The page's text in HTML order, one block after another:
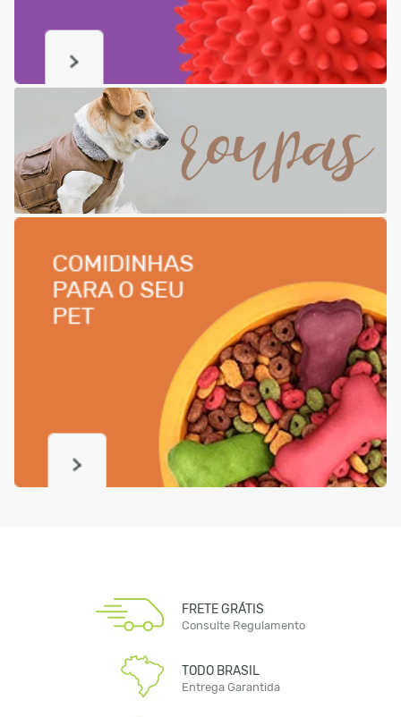
FRETE GRÁTIS
Consulte Regulamento
TODO BRASIL
Entrega Garantida